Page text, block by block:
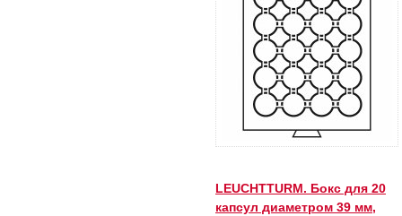
LEUCHTTURM. Бокс для 20
капсул диаметром 39 мм,